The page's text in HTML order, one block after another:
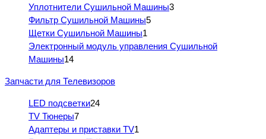
Уплотнители Сушильной Машины3
Фильтр Сушильной Машины5
Щетки Сушильной Машины1
Электронный модуль управления Сушильной
Машины14
Запчасти для Телевизоров
LED подсветки24
TV Тюнеры7
Адаптеры и приставки TV1